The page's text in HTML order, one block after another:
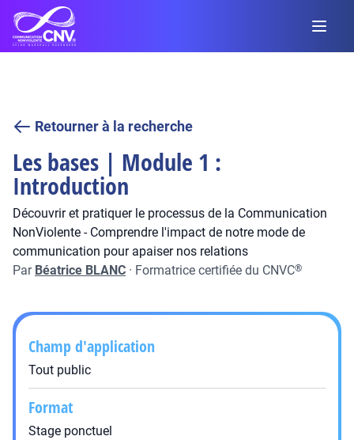
Retourner à la recherche
Les bases | Module 1 :
Introduction
Découvrir et pratiquer le processus de la Communication
NonViolente - Comprendre l'impact de notre mode de
communication pour apaiser nos relations
Par Béatrice BLANC · Formatrice certifiée du CNVC®
Champ d'application
Tout public
Format
Stage ponctuel